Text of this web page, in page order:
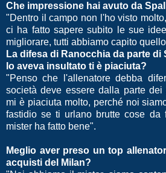
Che impressione hai avuto da
"Dentro il campo non l'ho visto
ci ha fatto sapere subito le sue
migliorare, tutti abbiamo capito
La difesa di Ranocchia da parte
lo aveva insultato ti è piaciuta?
"Penso che l'allenatore debba
società deve essere dalla parte dei
mi è piaciuta molto, perché noi
fastidio se ti urlano brutte cose da
mister ha fatto bene".
Meglio aver preso un top
acquisti del Milan?